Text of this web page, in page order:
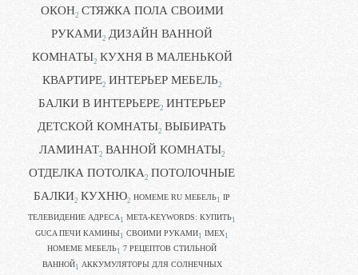
ОКОН2 СТЯЖКА ПОЛА СВОИМИ
РУКАМИ2 ДИЗАЙН ВАННОЙ
КОМНАТЫ2 КУХНЯ В МАЛЕНЬКОЙ
КВАРТИРЕ2 ИНТЕРЬЕР МЕБЕЛЬ2
БАЛКИ В ИНТЕРЬЕРЕ2 ИНТЕРЬЕР
ДЕТСКОЙ КОМНАТЫ2 ВЫБИРАТЬ
ЛАМИНАТ2 ВАННОЙ КОМНАТЫ2
ОТДЕЛКА ПОТОЛКА2 ПОТОЛОЧНЫЕ
БАЛКИ2 КУХНЮ2 HOMEME RU МЕБЕЛЬ1 IP
ТЕЛЕВИДЕНИЕ АДРЕСА 1 META-KEYWORDS: КУПИТЬ1
GUCA ПЕЧИ КАМИНЫ1 CВОИМИ РУКАМИ1 IMEX1
HOMEME МЕБЕЛЬ1 7 РЕЦЕПТОВ СТИЛЬНОЙ
ВАННОЙ1 АККУМУЛЯТОРЫ ДЛЯ СОЛНЕЧНЫХ